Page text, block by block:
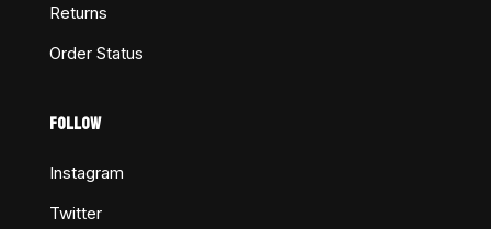
Returns
Order Status
FOLLOW
Instagram
Twitter